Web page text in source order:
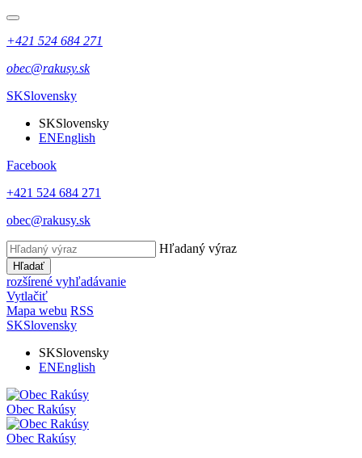
+421 524 684 271
obec@rakusy.sk
SKSlovensky
SKSlovensky
ENEnglish
Facebook
+421 524 684 271
obec@rakusy.sk
Hľadaný výraz
Hľadať
rozšírené vyhľadávanie
Vytlačiť
Mapa webu RSS
SKSlovensky
SKSlovensky
ENEnglish
Obec Rakúsy
Obec Rakúsy